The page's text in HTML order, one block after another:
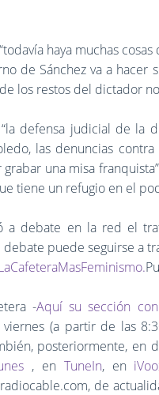
haya muchas
de Sánchez va a
los restos del dictador
defensa judicial de la
las denuncias
una misa
tiene un refugio en el
a debate en la red el
puede seguirse a
.
-Aquí su sección
(a partir de las
posteriormente, en
, en TuneIn, en
de